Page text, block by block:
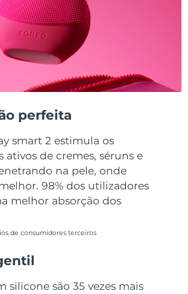
perfeita
smart 2 estimula os
ativos de cremes, séruns e
na pele, onde
98% dos utilizadores
melhor absorção dos
de consumidores terceiros
silicone são 35 vezes mais
Entrega prevista
Entrega prevista
Entrega prevista8/8/26
Entrega prevista